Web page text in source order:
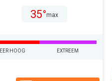
35°max
HOOG EXTREEM